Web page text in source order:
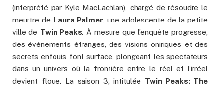
(interprété par Kyle MacLachlan), chargé de résoudre le
meurtre de Laura Palmer , une adolescente de la petite
ville de Twin Peaks. À mesure que l’enquête progresse,
des événements étranges, des visions oniriques et des
secrets enfouis font surface, plongeant les spectateurs
dans un univers où la frontière entre le réel et l’irréel
devient floue. La saison 3, intitulée Twin Peaks: The